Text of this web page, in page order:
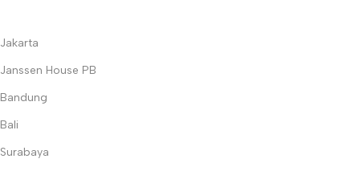
Jakarta
Janssen House PB
Bandung
Bali
Surabaya